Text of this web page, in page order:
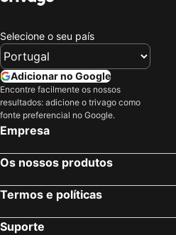
Selecione o seu país
Adicionar no Google
Encontre facilmente os nossos
resultados: adicione o trivago como
fonte preferencial no Google.
Empresa
Os nossos produtos
Termos e políticas
Suporte